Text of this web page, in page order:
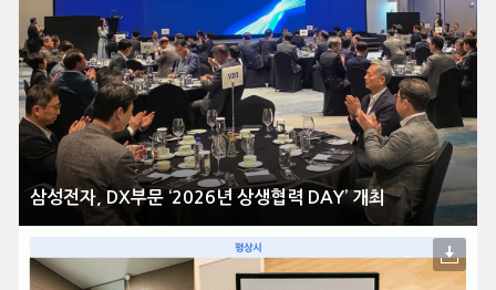
삼성전자, DX부문 ‘2026년 상생협력 DAY’ 개최